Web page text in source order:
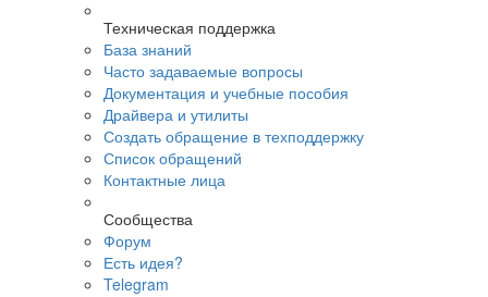
Техническая поддержка
База знаний
Часто задаваемые вопросы
Документация и учебные пособия
Драйвера и утилиты
Создать обращение в техподдержку
Список обращений
Контактные лица
Сообщества
Форум
Есть идея?
Telegram